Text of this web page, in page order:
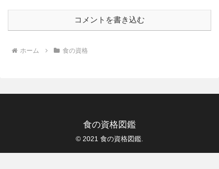
コメントを書き込む
ホーム 食の資格
食の資格図鑑
© 2021 食の資格図鑑.